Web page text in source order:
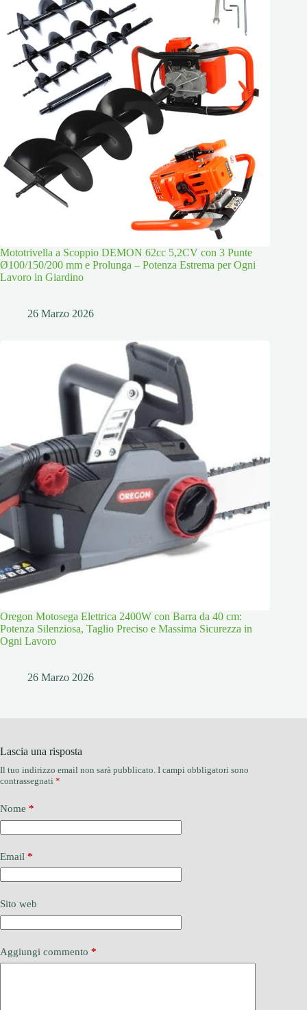
Mototrivella a Scoppio DEMON 62cc 5,2CV con 3 Punte
Ø100/150/200 mm e Prolunga – Potenza Estrema per Ogni
Lavoro in Giardino
26 Marzo 2026
Oregon Motosega Elettrica 2400W con Barra da 40 cm:
Potenza Silenziosa, Taglio Preciso e Massima Sicurezza in
Ogni Lavoro
26 Marzo 2026
Lascia una risposta
Il tuo indirizzo email non sarà pubblicato. I campi obbligatori sono
contrassegnati *
Nome *
Email *
Sito web
Aggiungi commento *